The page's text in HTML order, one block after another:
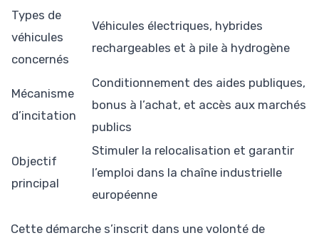
Types de
véhicules
concernés
Véhicules électriques, hybrides
rechargeables et à pile à hydrogène
Mécanisme
d’incitation
Conditionnement des aides publiques,
bonus à l’achat, et accès aux marchés
publics
Objectif
principal
Stimuler la relocalisation et garantir
l’emploi dans la chaîne industrielle
européenne
Cette démarche s’inscrit dans une volonté de